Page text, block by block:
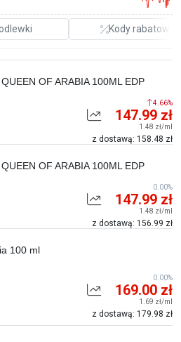
Kody rabatowe
OF ARABIA 100ML EDP
147.99 zł
1.48 zł/ml
z dostawą: 158.48 zł
4.66%
OF ARABIA 100ML EDP
147.99 zł
1.48 zł/ml
z dostawą: 156.99 zł
0.00%
100 ml
169.00 zł
1.69 zł/ml
z dostawą: 179.98 zł
0.00%